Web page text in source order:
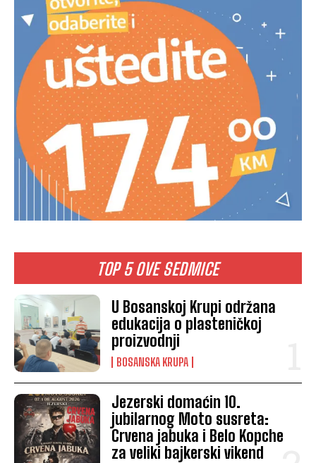
TOP 5 OVE SEDMICE
U Bosanskoj Krupi održana
edukacija o plasteničkoj
proizvodnji
BOSANSKA KRUPA
Jezerski domaćin 10.
jubilarnog Moto susreta:
Crvena jabuka i Belo Kopche
za veliki bajkerski vikend